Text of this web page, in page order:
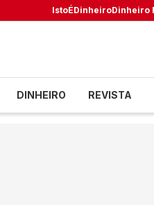
IstoÉDinheiroDinheiro
DINHEIRO REVISTA